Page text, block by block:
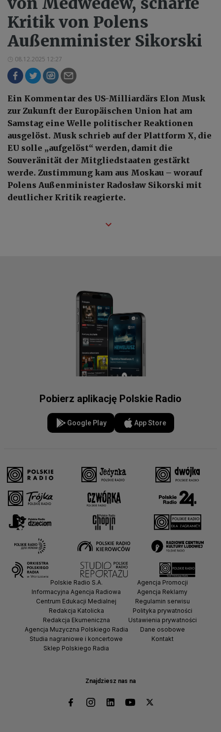
Kritik von Polens
Außenminister Sikorski
08.12.2025 12:27
Ein Kommentar des US-Milliardärs Elon Musk
zur Zukunft der Europäischen Union hat am
Samstag eine Welle politischer Reaktionen
ausgelöst. Musk schrieb auf der Plattform X, die
EU solle „aufgelöst“ werden, damit die
Souveränität der Mitgliedstaaten gestärkt
werde. Zustimmung kam aus Moskau – worauf
Polens Außenminister Radosław Sikorski mit
deutlicher Kritik reagierte.
Pobierz aplikację Polskie Radio
Google Play App Store
Znajdziesz nas na
Polskie Radio S.A.
Informacyjna Agencja Radiowa
Centrum Edukacji Medialnej
Redakcja Katolicka
Redakcja Ekumeniczna
Agencja Muzyczna Polskiego Radia
Studia nagraniowe i koncertowe
Sklep Polskiego Radia
Agencja Promocji
Agencja Reklamy
Regulamin serwisu
Polityka prywatności
Ustawienia prywatności
Dane osobowe
Kontakt